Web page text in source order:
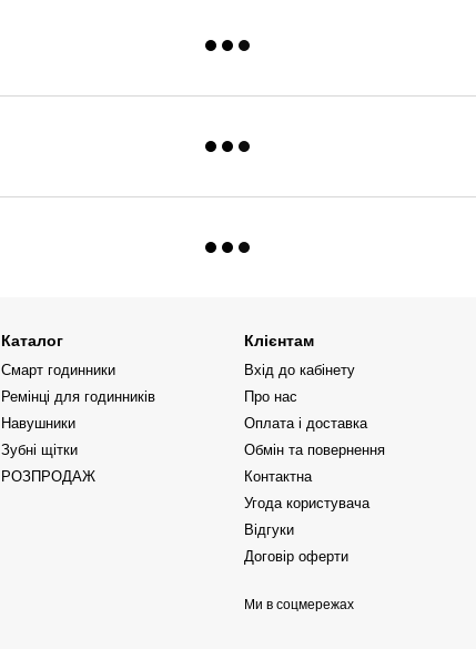
Каталог
Смарт годинники
Ремінці для годинників
Навушники
Зубні щітки
РОЗПРОДАЖ
Клієнтам
Вхід до кабінету
Про нас
Оплата і доставка
Обмін та повернення
Контактна
Угода користувача
Відгуки
Договір оферти
Ми в соцмережах